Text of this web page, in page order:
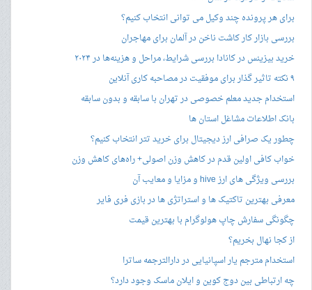
برای هر پرونده چند وکیل می توانی انتخاب کنیم؟
بررسی بازار کار کاشت ناخن در آلمان برای مهاجران
خرید بیزینس در کانادا بررسی شرایط، مراحل و هزینه‌ها در ۲۰۲۴
۹ نکته تاثیر گذار برای موفقیت در مصاحبه کاری آنلاین
استخدام جدید معلم خصوصی در تهران با سابقه و بدون سابقه
بانک اطلاعات مشاغل استان ها
چطور یک صرافی ارز دیجیتال برای خرید تتر انتخاب کنیم؟
خواب کافی اولین قدم در کاهش وزن اصولی+ راه‌های کاهش وزن
بررسی ویژگی های ارز hive و مزایا و معایب آن
معرفی بهترین تاکتیک ها و استراتژی ها در بازی فری فایر
چگونگی سفارش چاپ هولوگرام با بهترین قیمت
از کجا نهال بخریم؟
استخدام مترجم یار اسپانیایی در دارالترجمه ساترا
چه ارتباطی بین دوج کوین و ایلان ماسک وجود دارد؟